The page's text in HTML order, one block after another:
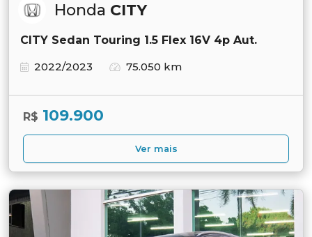
Honda CITY
CITY Sedan Touring 1.5 Flex 16V 4p Aut.
2022/2023
75.050 km
R$ 109.900
Ver mais